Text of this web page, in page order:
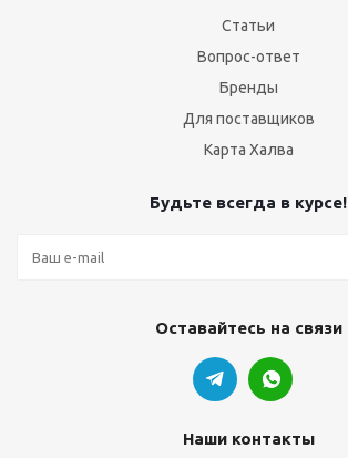
Статьи
Вопрос-ответ
Бренды
Для поставщиков
Карта Халва
Будьте всегда в курсе!
Оставайтесь на связи
Наши контакты